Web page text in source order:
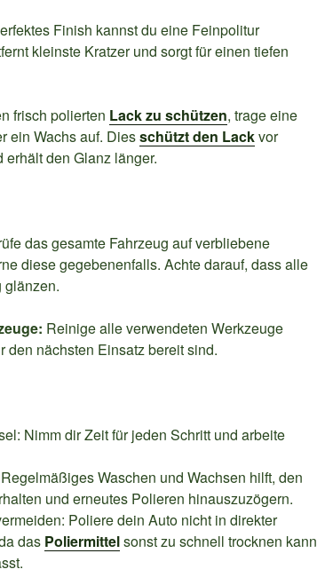
Finish kannst du eine Feinpolitur
kleinste Kratzer und sorgt für einen tiefen
frisch polierten Lack zu schützen, trage eine
ein Wachs auf. Diesschützt den Lackvor
den Glanz länger.
das gesamte Fahrzeug auf verbliebene
diese gegebenenfalls. Achte darauf, dass alle
glänzen.
Reinige alle verwendeten Werkzeuge
den nächsten Einsatz bereit sind.
Nimm dir Zeit für jeden Schritt und arbeite
Waschen und Wachsen hilft, den
und erneutes Polieren hinauszuzögern.
Poliere dein Auto nicht in direkter
das Poliermittelsonst zu schnell trocknen kann